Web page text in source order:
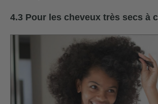
4.3 Pour les cheveux très secs à